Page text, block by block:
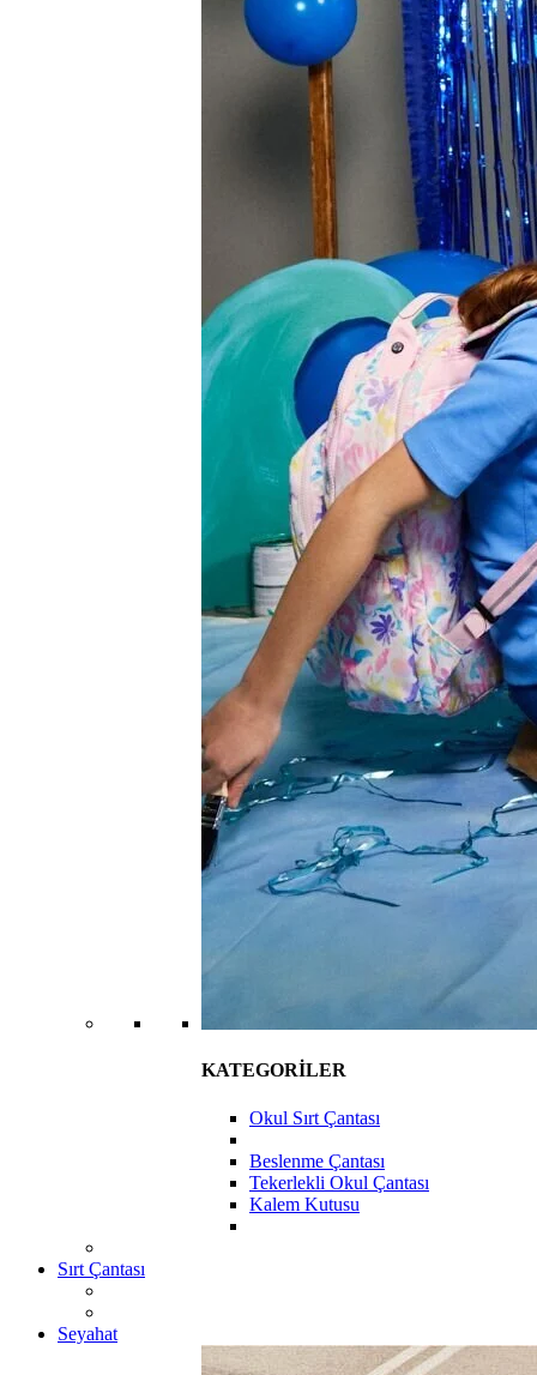
KATEGORİLER
Okul Sırt Çantası
Beslenme Çantası
Tekerlekli Okul Çantası
Kalem Kutusu
Sırt Çantası
Seyahat